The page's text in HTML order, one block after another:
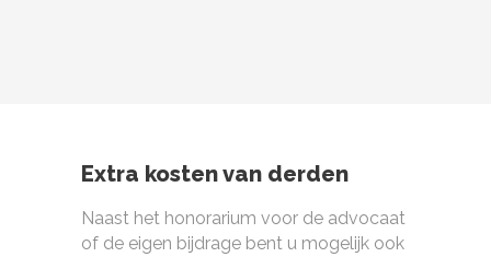
Extra kosten van derden
Naast het honorarium voor de advocaat
of de eigen bijdrage bent u mogelijk ook